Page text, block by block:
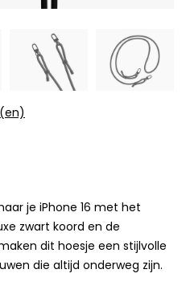
je iPhone 16 met het
zwart koord en de
dit hoesje een stijlvolle
die altijd onderweg zijn.